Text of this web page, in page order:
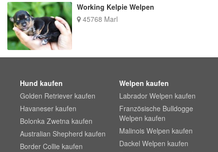
Working Kelpie Welpen
45768 Marl
Hund kaufen
Golden Retriever kaufen
Havaneser kaufen
Bolonka Zwetna kaufen
Australian Shepherd kaufen
Border Collie kaufen
Welpen kaufen
Labrador Welpen kaufen
Französische Bulldogge
Welpen kaufen
Malinois Welpen kaufen
Dackel Welpen kaufen